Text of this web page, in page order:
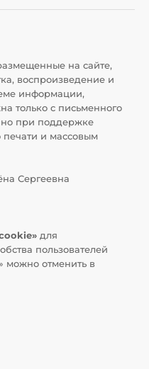
на сайте,
воспроизведение и
информации,
только с письменного
при поддержке
печати и массовым
Сергеевна
для
пользователей
можно отменить в